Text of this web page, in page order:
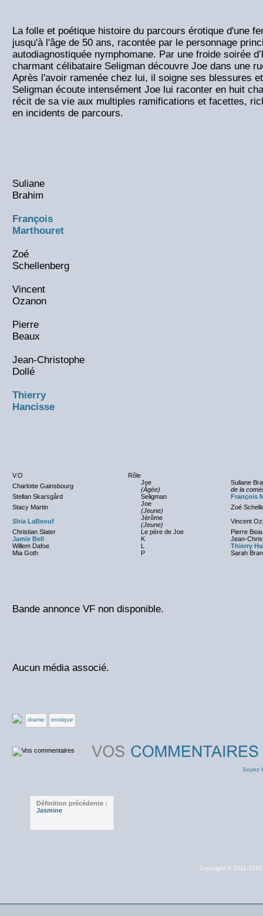
La folle et poétique histoire du parcours érotique d'une
jusqu'à l'âge de 50 ans, racontée par le personnage
autodiagnostiquée nymphomane. Par une froide soirée
charmant célibataire Seligman découvre Joe dans une
Après l'avoir ramenée chez lui, il soigne ses blessures
Seligman écoute intensément Joe lui raconter en huit
récit de sa vie aux multiples ramifications et facettes,
en incidents de parcours.
Suliane
Brahim
François
Marthouret
Zoé
Schellenberg
Vincent
Ozanon
Pierre
Beaux
Jean-Christophe
Dollé
Thierry
Hancisse
V.O
Rôle
Charlotte Gainsbourg
Joe
(Âgée)
Suliane
de la
Stellan Skarsgård
Seligman
François
Stacy Martin
Joe
(Jeune)
Zoé
Shia LaBeouf
Jérôme
(Jeune)
Vincent
Christian Slater
Le père de Joe
Pierre
Jamie Bell
K
Jean-
Willem Dafoe
L
Thierry
Mia Goth
P Sarah
Bande annonce VF non disponible.
Aucun média associé.
drame erotique
Soyez
Définition précédente :
Jasmine
Copyright © 2011-